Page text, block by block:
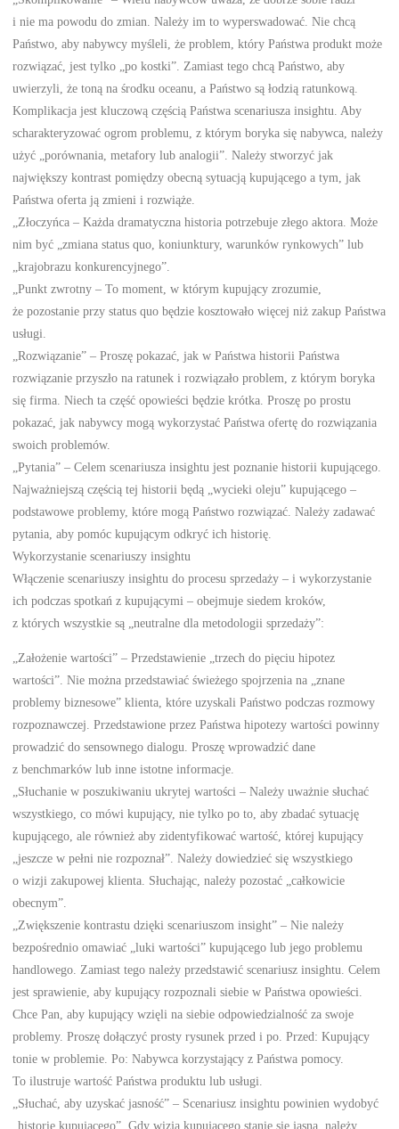
i nie ma powodu do zmian. Należy im to wyperswadować. Nie chcą
Państwo, aby nabywcy myśleli, że problem, który Państwa produkt może
rozwiązać, jest tylko „po kostki”. Zamiast tego chcą Państwo, aby
uwierzyli, że toną na środku oceanu, a Państwo są łodzią ratunkową.
Komplikacja jest kluczową częścią Państwa scenariusza insightu. Aby
scharakteryzować ogrom problemu, z którym boryka się nabywca, należy
użyć „porównania, metafory lub analogii”. Należy stworzyć jak
największy kontrast pomiędzy obecną sytuacją kupującego a tym, jak
Państwa oferta ją zmieni i rozwiąże.
„Złoczyńca – Każda dramatyczna historia potrzebuje złego aktora. Może
nim być „zmiana status quo, koniunktury, warunków rynkowych” lub
„krajobrazu konkurencyjnego”.
„Punkt zwrotny – To moment, w którym kupujący zrozumie,
że pozostanie przy status quo będzie kosztowało więcej niż zakup Państwa
usługi.
„Rozwiązanie” – Proszę pokazać, jak w Państwa historii Państwa
rozwiązanie przyszło na ratunek i rozwiązało problem, z którym boryka
się firma. Niech ta część opowieści będzie krótka. Proszę po prostu
pokazać, jak nabywcy mogą wykorzystać Państwa ofertę do rozwiązania
swoich problemów.
„Pytania” – Celem scenariusza insightu jest poznanie historii kupującego.
Najważniejszą częścią tej historii będą „wycieki oleju” kupującego –
podstawowe problemy, które mogą Państwo rozwiązać. Należy zadawać
pytania, aby pomóc kupującym odkryć ich historię.
Wykorzystanie scenariuszy insightu
Włączenie scenariuszy insightu do procesu sprzedaży – i wykorzystanie
ich podczas spotkań z kupującymi – obejmuje siedem kroków,
z których wszystkie są „neutralne dla metodologii sprzedaży”:
„Założenie wartości” – Przedstawienie „trzech do pięciu hipotez
wartości”. Nie można przedstawiać świeżego spojrzenia na „znane
problemy biznesowe” klienta, które uzyskali Państwo podczas rozmowy
rozpoznawczej. Przedstawione przez Państwa hipotezy wartości powinny
prowadzić do sensownego dialogu. Proszę wprowadzić dane
z benchmarków lub inne istotne informacje.
„Słuchanie w poszukiwaniu ukrytej wartości – Należy uważnie słuchać
wszystkiego, co mówi kupujący, nie tylko po to, aby zbadać sytuację
kupującego, ale również aby zidentyfikować wartość, której kupujący
„jeszcze w pełni nie rozpoznał”. Należy dowiedzieć się wszystkiego
o wizji zakupowej klienta. Słuchając, należy pozostać „całkowicie
obecnym”.
„Zwiększenie kontrastu dzięki scenariuszom insight” – Nie należy
bezpośrednio omawiać „luki wartości” kupującego lub jego problemu
handlowego. Zamiast tego należy przedstawić scenariusz insightu. Celem
jest sprawienie, aby kupujący rozpoznali siebie w Państwa opowieści.
Chce Pan, aby kupujący wzięli na siebie odpowiedzialność za swoje
problemy. Proszę dołączyć prosty rysunek przed i po. Przed: Kupujący
tonie w problemie. Po: Nabywca korzystający z Państwa pomocy.
To ilustruje wartość Państwa produktu lub usługi.
„Słuchać, aby uzyskać jasność” – Scenariusz insightu powinien wydobyć
„historię kupującego”. Gdy wizja kupującego stanie się jasna, należy